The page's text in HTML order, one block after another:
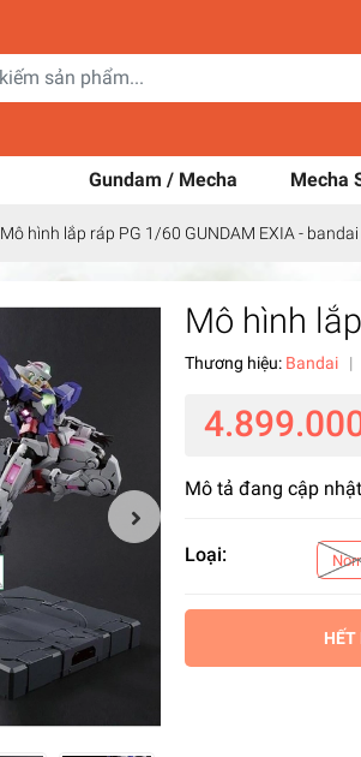
Gundam / Mecha Mecha
Mô hình lắp ráp PG 1/60 GUNDAM EXIA - bandai
Mô hình
Thương hiệu: Bandai |
Mô tả đang cập nhật
Loại:
HẾT